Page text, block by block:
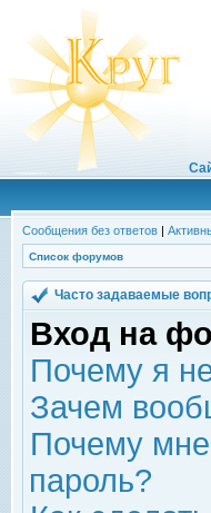
Сообщения без ответов |
Список форумов
Часто задаваемые
Вход на
Почему я
Зачем
Почему мне
пароль?